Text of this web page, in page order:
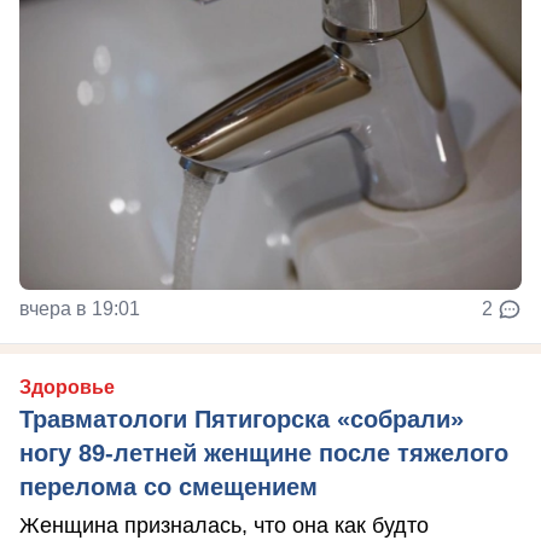
вчера в 19:01 2
Здоровье
Травматологи Пятигорска «собрали»
ногу 89-летней женщине после тяжелого
перелома со смещением
Женщина призналась, что она как будто